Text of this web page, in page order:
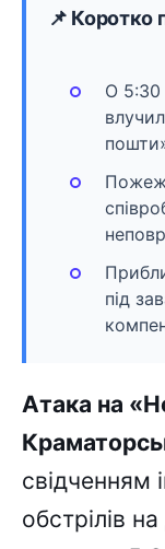
📌 Коротко
О 5:30
під
Атака на
свідченням
обстрілів